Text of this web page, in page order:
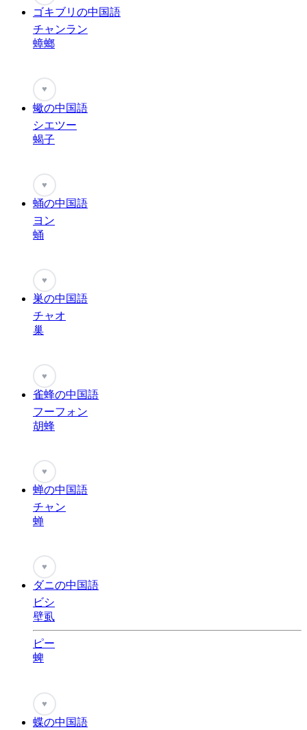
ゴキブリの中国語
チャンラン
蟑螂
♥
蠍の中国語
シエツー
蝎子
♥
蛹の中国語
ヨン
蛹
♥
巣の中国語
チャオ
巢
♥
雀蜂の中国語
フーフォン
胡蜂
♥
蝉の中国語
チャン
蝉
♥
ダニの中国語
ビシ
壁虱
ピー
蜱
♥
蝶の中国語